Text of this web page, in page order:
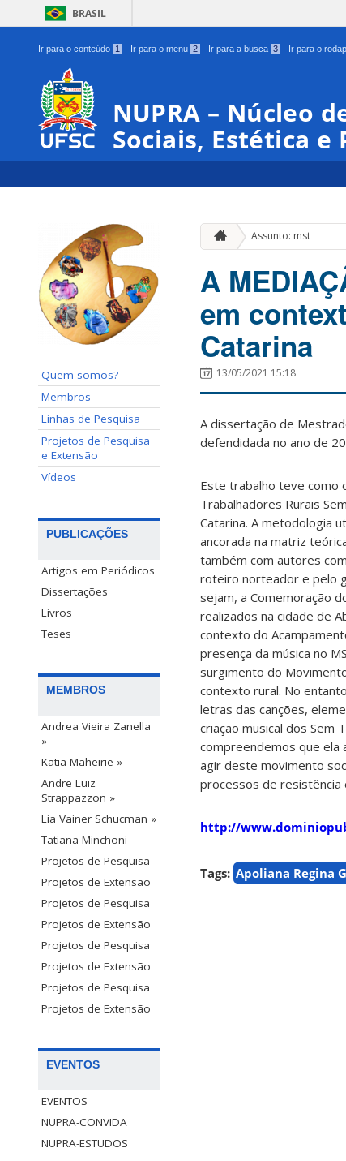
BRASIL
Ir para o conteúdo 1 Ir para o menu 2 Ir para a busca 3 Ir para o
NUPRA – Núcleo
Sociais, Estética e
Quem somos?
Membros
Linhas de Pesquisa
Projetos de Pesquisa
e Extensão
Vídeos
PUBLICAÇÕES
Artigos em Periódicos
Dissertações
Livros
Teses
MEMBROS
Andrea Vieira Zanella
»
Katia Maheirie »
Andre Luiz
Strappazzon »
Lia Vainer Schucman »
Tatiana Minchoni
Projetos de Pesquisa
Projetos de Extensão
Projetos de Pesquisa
Projetos de Extensão
Projetos de Pesquisa
Projetos de Extensão
Projetos de Pesquisa
Projetos de Extensão
EVENTOS
EVENTOS
NUPRA-CONVIDA
NUPRA-ESTUDOS
Assunto: mst
A
em
Catarina
13/05/2021 15:18
A dissertação de
defendidada no ano de
Este trabalho teve como
Trabalhadores Rurais
Catarina. A metodologia
ancorada na matriz
também com autores
roteiro norteador e pelo
sejam, a Comemoração
realizados na cidade de
contexto do
presença da música no
surgimento do
contexto rural. No
letras das canções,
criação musical dos Sem
compreendemos que ela
agir deste movimento
processos de resistência
http://
Tags: Apoliana Regina